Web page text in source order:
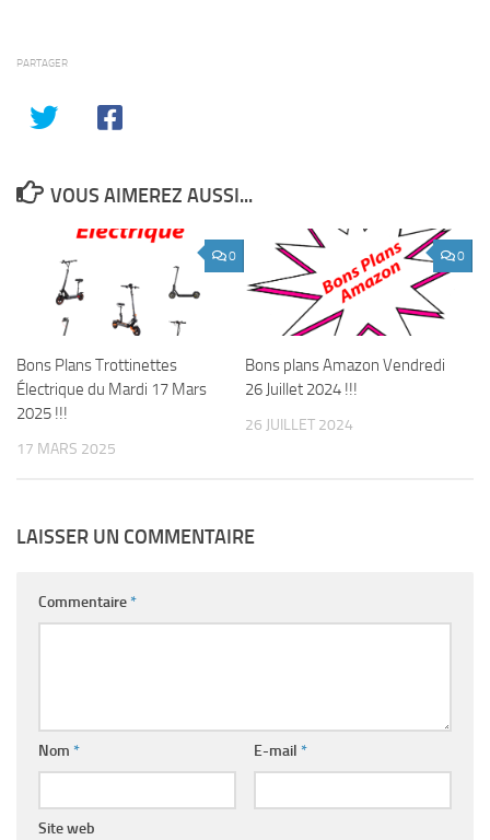
PARTAGER
VOUS AIMEREZ AUSSI...
0
Bons Plans Trottinettes
Électrique du Mardi 17 Mars
2025 !!!
17 MARS 2025
0
Bons plans Amazon Vendredi
26 Juillet 2024 !!!
26 JUILLET 2024
LAISSER UN COMMENTAIRE
Commentaire*
Nom * E-mail *
Site web